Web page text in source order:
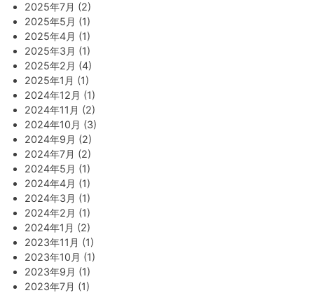
2025年7月 (2)
2025年5月 (1)
2025年4月 (1)
2025年3月 (1)
2025年2月 (4)
2025年1月 (1)
2024年12月 (1)
2024年11月 (2)
2024年10月 (3)
2024年9月 (2)
2024年7月 (2)
2024年5月 (1)
2024年4月 (1)
2024年3月 (1)
2024年2月 (1)
2024年1月 (2)
2023年11月 (1)
2023年10月 (1)
2023年9月 (1)
2023年7月 (1)